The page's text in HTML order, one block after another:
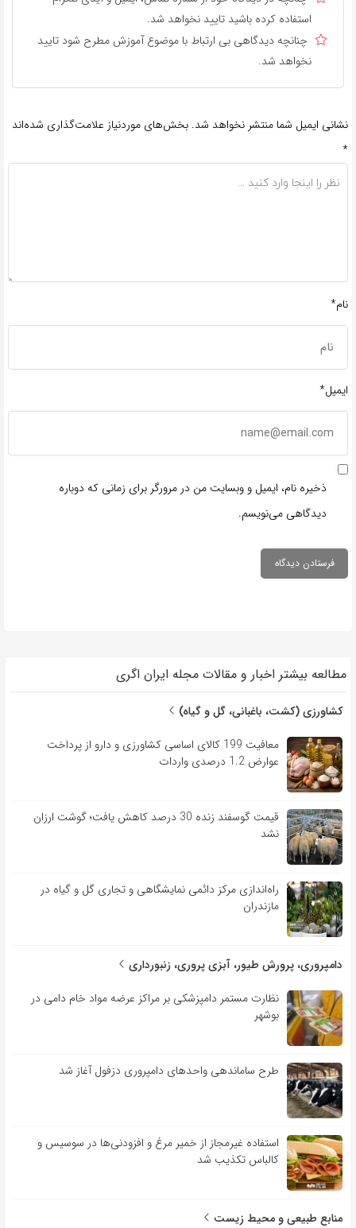
استفاده کرده باشید تایید نخواهد شد.
چنانچه دیدگاهی بی ارتباط با موضوع آموزش مطرح شود تایید
نخواهد شد.
نشانی ایمیل شما منتشر نخواهد شد. بخش‌های موردنیاز علامت‌گذاری شده‌اند
*
نام*
ایمیل*
ذخیره نام، ایمیل و وبسایت من در مرورگر برای زمانی که دوباره
دیدگاهی می‌نویسم.
مطالعه بیشتر اخبار و مقالات مجله ایران اگری
کشاورزی (کشت، باغبانی، گل و گیاه)
معافیت 199 کالای اساسی کشاورزی و دارو از پرداخت
عوارض 1.2 درصدی واردات
قیمت گوسفند زنده 30 درصد کاهش یافت؛ گوشت ارزان
نشد
راه‌اندازی مرکز دائمی نمایشگاهی و تجاری گل و گیاه در
مازندران
دامپروری، پرورش طیور، آبزی پروری، زنبورداری
نظارت مستمر دامپزشکی بر مراکز عرضه مواد خام دامی در
بوشهر
طرح ساماندهی واحدهای دامپروری دزفول آغاز شد
استفاده غیرمجاز از خمیر مرغ و افزودنی‌ها در سوسیس و
کالباس تکذیب شد
منابع طبیعی و محیط زیست